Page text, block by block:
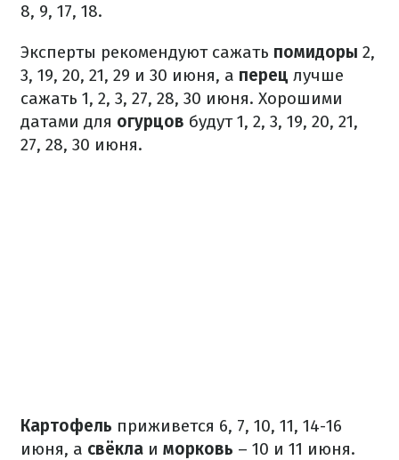
8, 9, 17, 18.
Эксперты рекомендуют сажать помидоры 2,
3, 19, 20, 21, 29 и 30 июня, а перец лучше
сажать 1, 2, 3, 27, 28, 30 июня. Хорошими
датами для огурцов будут 1, 2, 3, 19, 20, 21,
27, 28, 30 июня.
Картофель приживется 6, 7, 10, 11, 14-16
июня, а свёкла и морковь – 10 и 11 июня.